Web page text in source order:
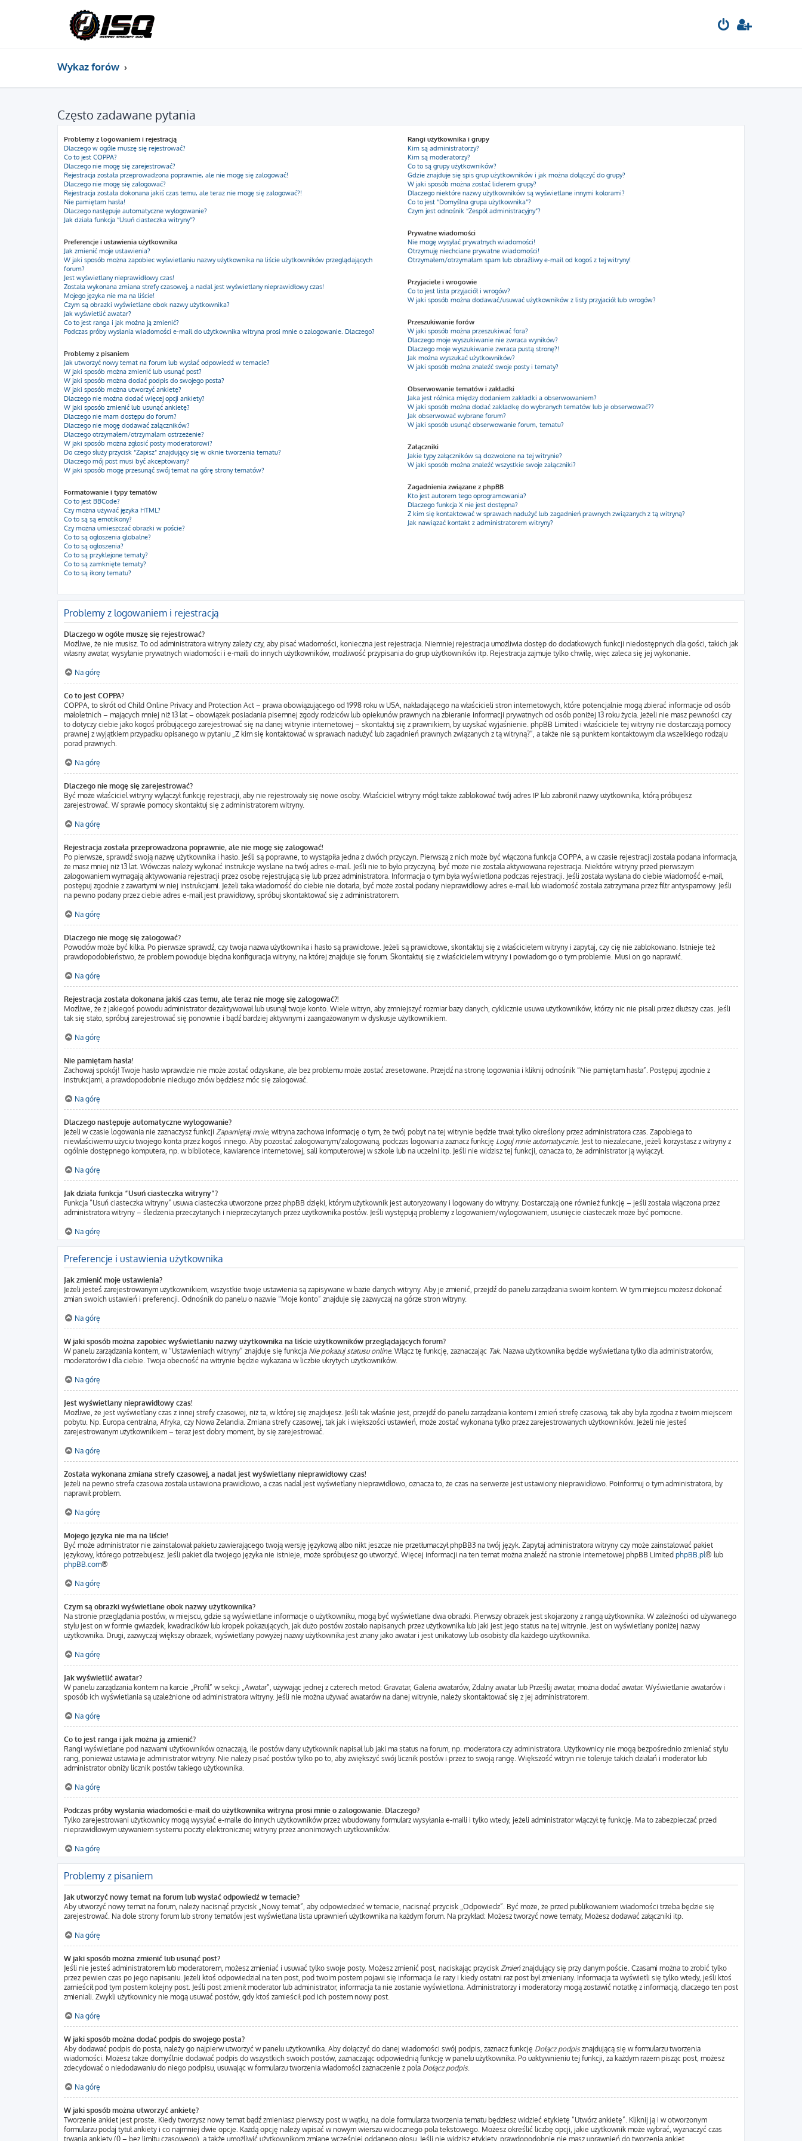
Wykaz forów
Często zadawane pytania
Problemy z logowaniem i rejestracją
Dlaczego w ogóle muszę się rejestrować?
Co to jest COPPA?
Dlaczego nie mogę się zarejestrować?
Rejestracja została przeprowadzona poprawnie, ale nie mogę się zalogować!
Dlaczego nie mogę się zalogować?
Rejestracja została dokonana jakiś czas temu, ale teraz nie mogę się zalogować?!
Nie pamiętam hasła!
Dlaczego następuje automatyczne wylogowanie?
Jak działa funkcja “Usuń ciasteczka witryny”?
Preferencje i ustawienia użytkownika
Jak zmienić moje ustawienia?
W jaki sposób można zapobiec wyświetlaniu nazwy użytkownika na liście użytkowników przeglądających
forum?
Jest wyświetlany nieprawidłowy czas!
Została wykonana zmiana strefy czasowej, a nadal jest wyświetlany nieprawidłowy czas!
Mojego języka nie ma na liście!
Czym są obrazki wyświetlane obok nazwy użytkownika?
Jak wyświetlić awatar?
Co to jest ranga i jak można ją zmienić?
Podczas próby wysłania wiadomości e-mail do użytkownika witryna prosi mnie o zalogowanie. Dlaczego?
Problemy z pisaniem
Jak utworzyć nowy temat na forum lub wysłać odpowiedź w temacie?
W jaki sposób można zmienić lub usunąć post?
W jaki sposób można dodać podpis do swojego posta?
W jaki sposób można utworzyć ankietę?
Dlaczego nie można dodać więcej opcji ankiety?
W jaki sposób zmienić lub usunąć ankietę?
Dlaczego nie mam dostępu do forum?
Dlaczego nie mogę dodawać załączników?
Dlaczego otrzymałem/otrzymałam ostrzeżenie?
W jaki sposób można zgłosić posty moderatorowi?
Do czego służy przycisk “Zapisz” znajdujący się w oknie tworzenia tematu?
Dlaczego mój post musi być akceptowany?
W jaki sposób mogę przesunąć swój temat na górę strony tematów?
Formatowanie i typy tematów
Co to jest BBCode?
Czy można używać języka HTML?
Co to są są emotikony?
Czy można umieszczać obrazki w poście?
Co to są ogłoszenia globalne?
Co to są ogłoszenia?
Co to są przyklejone tematy?
Co to są zamknięte tematy?
Co to są ikony tematu?
Rangi użytkownika i grupy
Kim są administratorzy?
Kim są moderatorzy?
Co to są grupy użytkowników?
Gdzie znajduje się spis grup użytkowników i jak można dołączyć do grupy?
W jaki sposób można zostać liderem grupy?
Dlaczego niektóre nazwy użytkowników są wyświetlane innymi kolorami?
Co to jest “Domyślna grupa użytkownika”?
Czym jest odnośnik “Zespół administracyjny”?
Prywatne wiadomości
Nie mogę wysyłać prywatnych wiadomości!
Otrzymuję niechciane prywatne wiadomości!
Otrzymałem/otrzymałam spam lub obraźliwy e-mail od kogoś z tej witryny!
Przyjaciele i wrogowie
Co to jest lista przyjaciół i wrogów?
W jaki sposób można dodawać/usuwać użytkowników z listy przyjaciół lub wrogów?
Przeszukiwanie forów
W jaki sposób można przeszukiwać fora?
Dlaczego moje wyszukiwanie nie zwraca wyników?
Dlaczego moje wyszukiwanie zwraca pustą stronę?!
Jak można wyszukać użytkowników?
W jaki sposób można znaleźć swoje posty i tematy?
Obserwowanie tematów i zakładki
Jaka jest różnica między dodaniem zakładki a obserwowaniem?
W jaki sposób można dodać zakładkę do wybranych tematów lub je obserwować??
Jak obserwować wybrane forum?
W jaki sposób usunąć obserwowanie forum, tematu?
Załączniki
Jakie typy załączników są dozwolone na tej witrynie?
W jaki sposób można znaleźć wszystkie swoje załączniki?
Zagadnienia związane z phpBB
Kto jest autorem tego oprogramowania?
Dlaczego funkcja X nie jest dostępna?
Z kim się kontaktować w sprawach nadużyć lub zagadnień prawnych związanych z tą witryną?
Jak nawiązać kontakt z administratorem witryny?
Problemy z logowaniem i rejestracją
Dlaczego w ogóle muszę się rejestrować?
Możliwe, że nie musisz. To od administratora witryny zależy czy, aby pisać wiadomości, konieczna jest rejestracja. Niemniej rejestracja umożliwia dostęp do dodatkowych funkcji niedostępnych dla gości, takich jak
własny awatar, wysyłanie prywatnych wiadomości i e-maili do innych użytkowników, możliwość przypisania do grup użytkowników itp. Rejestracja zajmuje tylko chwilę, więc zaleca się jej wykonanie.
Na górę
Co to jest COPPA?
COPPA, to skrót od Child Online Privacy and Protection Act – prawa obowiązującego od 1998 roku w USA, nakładającego na właścicieli stron internetowych, które potencjalnie mogą zbierać informacje od osób
małoletnich – mających mniej niż 13 lat – obowiązek posiadania pisemnej zgody rodziców lub opiekunów prawnych na zbieranie informacji prywatnych od osób poniżej 13 roku życia. Jeżeli nie masz pewności czy
to dotyczy ciebie jako kogoś próbującego zarejestrować się na danej witrynie internetowej – skontaktuj się z prawnikiem, by uzyskać wyjaśnienie. phpBB Limited i właściciele tej witryny nie dostarczają pomocy
prawnej z wyjątkiem przypadku opisanego w pytaniu „Z kim się kontaktować w sprawach nadużyć lub zagadnień prawnych związanych z tą witryną?”, a także nie są punktem kontaktowym dla wszelkiego rodzaju
porad prawnych.
Na górę
Dlaczego nie mogę się zarejestrować?
Być może właściciel witryny wyłączył funkcję rejestracji, aby nie rejestrowały się nowe osoby. Właściciel witryny mógł także zablokować twój adres IP lub zabronił nazwy użytkownika, którą próbujesz
zarejestrować. W sprawie pomocy skontaktuj się z administratorem witryny.
Na górę
Rejestracja została przeprowadzona poprawnie, ale nie mogę się zalogować!
Po pierwsze, sprawdź swoją nazwę użytkownika i hasło. Jeśli są poprawne, to wystąpiła jedna z dwóch przyczyn. Pierwszą z nich może być włączona funkcja COPPA, a w czasie rejestracji została podana informacja,
że masz mniej niż 13 lat. Wówczas należy wykonać instrukcje wysłane na twój adres e-mail. Jeśli nie to było przyczyną, być może nie została aktywowana rejestracja. Niektóre witryny przed pierwszym
zalogowaniem wymagają aktywowania rejestracji przez osobę rejestrującą się lub przez administratora. Informacja o tym była wyświetlona podczas rejestracji. Jeśli została wysłana do ciebie wiadomość e-mail,
postępuj zgodnie z zawartymi w niej instrukcjami. Jeżeli taka wiadomość do ciebie nie dotarła, być może został podany nieprawidłowy adres e-mail lub wiadomość została zatrzymana przez filtr antyspamowy. Jeśli
na pewno podany przez ciebie adres e-mail jest prawidłowy, spróbuj skontaktować się z administratorem.
Na górę
Dlaczego nie mogę się zalogować?
Powodów może być kilka. Po pierwsze sprawdź, czy twoja nazwa użytkownika i hasło są prawidłowe. Jeżeli są prawidłowe, skontaktuj się z właścicielem witryny i zapytaj, czy cię nie zablokowano. Istnieje też
prawdopodobieństwo, że problem powoduje błędna konfiguracja witryny, na której znajduje się forum. Skontaktuj się z właścicielem witryny i powiadom go o tym problemie. Musi on go naprawić.
Na górę
Rejestracja została dokonana jakiś czas temu, ale teraz nie mogę się zalogować?!
Możliwe, że z jakiegoś powodu administrator dezaktywował lub usunął twoje konto. Wiele witryn, aby zmniejszyć rozmiar bazy danych, cyklicznie usuwa użytkowników, którzy nic nie pisali przez dłuższy czas. Jeśli
tak się stało, spróbuj zarejestrować się ponownie i bądź bardziej aktywnym i zaangażowanym w dyskusje użytkownikiem.
Na górę
Nie pamiętam hasła!
Zachowaj spokój! Twoje hasło wprawdzie nie może zostać odzyskane, ale bez problemu może zostać zresetowane. Przejdź na stronę logowania i kliknij odnośnik “Nie pamiętam hasła”. Postępuj zgodnie z
instrukcjami, a prawdopodobnie niedługo znów będziesz móc się zalogować.
Na górę
Dlaczego następuje automatyczne wylogowanie?
Jeżeli w czasie logowania nie zaznaczysz funkcji Zapamiętaj mnie, witryna zachowa informację o tym, że twój pobyt na tej witrynie będzie trwał tylko określony przez administratora czas. Zapobiega to
niewłaściwemu użyciu twojego konta przez kogoś innego. Aby pozostać zalogowanym/zalogowaną, podczas logowania zaznacz funkcję Loguj mnie automatycznie. Jest to niezalecane, jeżeli korzystasz z witryny z
ogólnie dostępnego komputera, np. w bibliotece, kawiarence internetowej, sali komputerowej w szkole lub na uczelni itp. Jeśli nie widzisz tej funkcji, oznacza to, że administrator ją wyłączył.
Na górę
Jak działa funkcja “Usuń ciasteczka witryny”?
Funkcja “Usuń ciasteczka witryny” usuwa ciasteczka utworzone przez phpBB dzięki, którym użytkownik jest autoryzowany i logowany do witryny. Dostarczają one również funkcję – jeśli została włączona przez
administratora witryny – śledzenia przeczytanych i nieprzeczytanych przez użytkownika postów. Jeśli występują problemy z logowaniem/wylogowaniem, usunięcie ciasteczek może być pomocne.
Na górę
Preferencje i ustawienia użytkownika
Jak zmienić moje ustawienia?
Jeżeli jesteś zarejestrowanym użytkownikiem, wszystkie twoje ustawienia są zapisywane w bazie danych witryny. Aby je zmienić, przejdź do panelu zarządzania swoim kontem. W tym miejscu możesz dokonać
zmian swoich ustawień i preferencji. Odnośnik do panelu o nazwie “Moje konto” znajduje się zazwyczaj na górze stron witryny.
Na górę
W jaki sposób można zapobiec wyświetlaniu nazwy użytkownika na liście użytkowników przeglądających forum?
W panelu zarządzania kontem, w “Ustawieniach witryny” znajduje się funkcja Nie pokazuj statusu online. Włącz tę funkcję, zaznaczając Tak. Nazwa użytkownika będzie wyświetlana tylko dla administratorów,
moderatorów i dla ciebie. Twoja obecność na witrynie będzie wykazana w liczbie ukrytych użytkowników.
Na górę
Jest wyświetlany nieprawidłowy czas!
Możliwe, że jest wyświetlany czas z innej strefy czasowej, niż ta, w której się znajdujesz. Jeśli tak właśnie jest, przejdź do panelu zarządzania kontem i zmień strefę czasową, tak aby była zgodna z twoim miejscem
pobytu. Np. Europa centralna, Afryka, czy Nowa Zelandia. Zmiana strefy czasowej, tak jak i większości ustawień, może zostać wykonana tylko przez zarejestrowanych użytkowników. Jeżeli nie jesteś
zarejestrowanym użytkownikiem – teraz jest dobry moment, by się zarejestrować.
Na górę
Została wykonana zmiana strefy czasowej, a nadal jest wyświetlany nieprawidłowy czas!
Jeżeli na pewno strefa czasowa została ustawiona prawidłowo, a czas nadal jest wyświetlany nieprawidłowo, oznacza to, że czas na serwerze jest ustawiony nieprawidłowo. Poinformuj o tym administratora, by
naprawił problem.
Na górę
Mojego języka nie ma na liście!
Być może administrator nie zainstalował pakietu zawierającego twoją wersję językową albo nikt jeszcze nie przetłumaczył phpBB3 na twój język. Zapytaj administratora witryny czy może zainstalować pakiet
językowy, którego potrzebujesz. Jeśli pakiet dla twojego języka nie istnieje, może spróbujesz go utworzyć. Więcej informacji na ten temat można znaleźć na stronie internetowej phpBB Limited phpBB.pl® lub
phpBB.com®
Na górę
Czym są obrazki wyświetlane obok nazwy użytkownika?
Na stronie przeglądania postów, w miejscu, gdzie są wyświetlane informacje o użytkowniku, mogą być wyświetlane dwa obrazki. Pierwszy obrazek jest skojarzony z rangą użytkownika. W zależności od używanego
stylu jest on w formie gwiazdek, kwadracików lub kropek pokazujących, jak dużo postów zostało napisanych przez użytkownika lub jaki jest jego status na tej witrynie. Jest on wyświetlany poniżej nazwy
użytkownika. Drugi, zazwyczaj większy obrazek, wyświetlany powyżej nazwy użytkownika jest znany jako awatar i jest unikatowy lub osobisty dla każdego użytkownika.
Na górę
Jak wyświetlić awatar?
W panelu zarządzania kontem na karcie „Profil” w sekcji „Awatar”, używając jednej z czterech metod: Gravatar, Galeria awatarów, Zdalny awatar lub Prześlij awatar, można dodać awatar. Wyświetlanie awatarów i
sposób ich wyświetlania są uzależnione od administratora witryny. Jeśli nie można używać awatarów na danej witrynie, należy skontaktować się z jej administratorem.
Na górę
Co to jest ranga i jak można ją zmienić?
Rangi wyświetlane pod nazwami użytkowników oznaczają, ile postów dany użytkownik napisał lub jaki ma status na forum, np. moderatora czy administratora. Użytkownicy nie mogą bezpośrednio zmieniać stylu
rang, ponieważ ustawia je administrator witryny. Nie należy pisać postów tylko po to, aby zwiększyć swój licznik postów i przez to swoją rangę. Większość witryn nie toleruje takich działań i moderator lub
administrator obniży licznik postów takiego użytkownika.
Na górę
Podczas próby wysłania wiadomości e-mail do użytkownika witryna prosi mnie o zalogowanie. Dlaczego?
Tylko zarejestrowani użytkownicy mogą wysyłać e-maile do innych użytkowników przez wbudowany formularz wysyłania e-maili i tylko wtedy, jeżeli administrator włączył tę funkcję. Ma to zabezpieczać przed
nieprawidłowym używaniem systemu poczty elektronicznej witryny przez anonimowych użytkowników.
Na górę
Problemy z pisaniem
Jak utworzyć nowy temat na forum lub wysłać odpowiedź w temacie?
Aby utworzyć nowy temat na forum, należy nacisnąć przycisk „Nowy temat”, aby odpowiedzieć w temacie, nacisnąć przycisk „Odpowiedz”. Być może, że przed publikowaniem wiadomości trzeba będzie się
zarejestrować. Na dole strony forum lub strony tematów jest wyświetlana lista uprawnień użytkownika na każdym forum. Na przykład: Możesz tworzyć nowe tematy, Możesz dodawać załączniki itp.
Na górę
W jaki sposób można zmienić lub usunąć post?
Jeśli nie jesteś administratorem lub moderatorem, możesz zmieniać i usuwać tylko swoje posty. Możesz zmienić post, naciskając przycisk Zmieńznajdujący się przy danym poście. Czasami można to zrobić tylko
przez pewien czas po jego napisaniu. Jeżeli ktoś odpowiedział na ten post, pod twoim postem pojawi się informacja ile razy i kiedy ostatni raz post był zmieniany. Informacja ta wyświetli się tylko wtedy, jeśli ktoś
zamieścił pod tym postem kolejny post. Jeśli post zmienił moderator lub administrator, informacja ta nie zostanie wyświetlona. Administratorzy i moderatorzy mogą zostawić notatkę z informacją, dlaczego ten post
zmieniali. Zwykli użytkownicy nie mogą usuwać postów, gdy ktoś zamieścił pod ich postem nowy post.
Na górę
W jaki sposób można dodać podpis do swojego posta?
Aby dodawać podpis do posta, należy go najpierw utworzyć w panelu użytkownika. Aby dołączyć do danej wiadomości swój podpis, zaznacz funkcję Dołącz podpis znajdującą się w formularzu tworzenia
wiadomości. Możesz także domyślnie dodawać podpis do wszystkich swoich postów, zaznaczając odpowiednią funkcję w panelu użytkownika. Po uaktywnieniu tej funkcji, za każdym razem pisząc post, możesz
zdecydować o niedodawaniu do niego podpisu, usuwając w formularzu tworzenia wiadomości zaznaczenie z pola Dołącz podpis.
Na górę
W jaki sposób można utworzyć ankietę?
Tworzenie ankiet jest proste. Kiedy tworzysz nowy temat bądź zmieniasz pierwszy post w wątku, na dole formularza tworzenia tematu będziesz widzieć etykietę “Utwórz ankietę”. Kliknij ją i w otworzonym
formularzu podaj tytuł ankiety i co najmniej dwie opcje. Każdą opcję należy wpisać w nowym wierszu widocznego pola tekstowego. Możesz określić liczbę opcji, jakie użytkownik może wybrać, wyznaczyć czas
trwania ankiety (0 – bez limitu czasowego), a także umożliwić użytkownikom zmianę wcześniej oddanego głosu. Jeśli nie widzisz etykiety, prawdopodobnie nie masz uprawnień do tworzenia ankiet.